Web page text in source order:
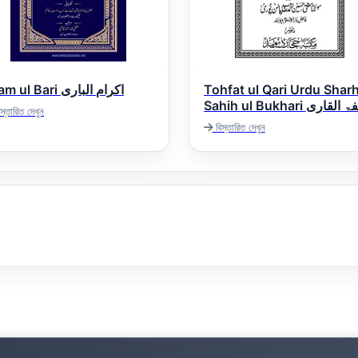
Ikram ul Bari اکرام الباری
দেখুন
Tohfat ul Qari Urdu Sharh
Sahih ul Bukhari تحفۃ القاری
اردو شرح صحیح البخاری
বিস্তারিত দেখুন